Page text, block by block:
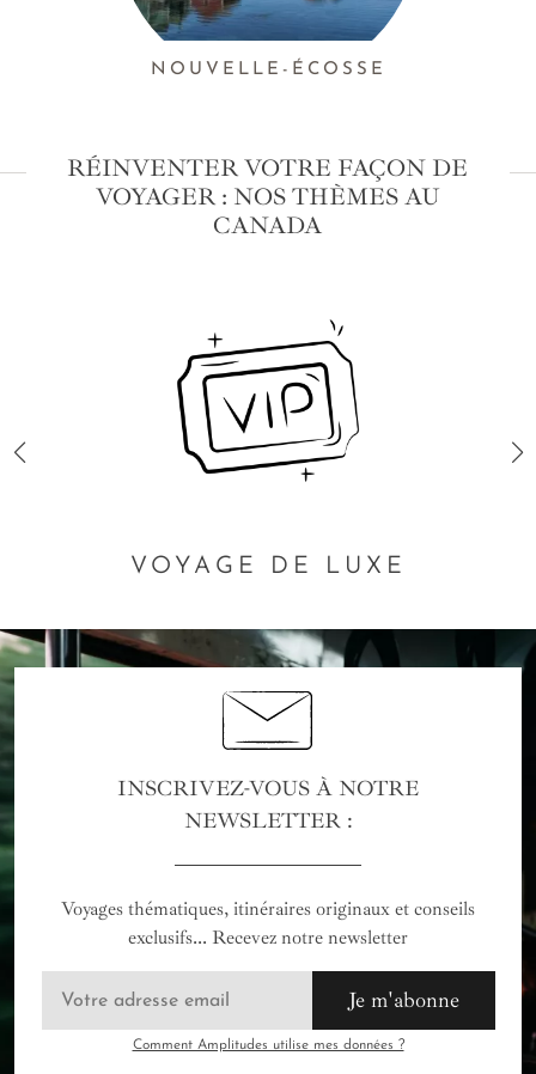
NOUVELLE-ÉCOSSE
RÉINVENTER VOTRE FAÇON DE
VOYAGER : NOS THÈMES AU
CANADA
VOYAGE DE LUXE
INSCRIVEZ-VOUS À NOTRE
NEWSLETTER :
Voyages thématiques, itinéraires originaux et conseils
exclusifs... Recevez notre newsletter
Je m'abonne
Comment Amplitudes utilise mes données ?